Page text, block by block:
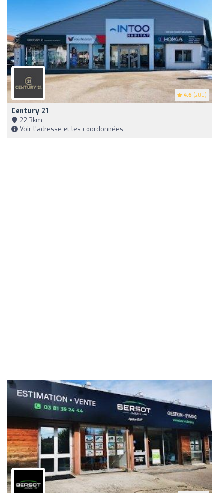
4.6 (200)
Century 21
22,3km,
Voir l'adresse et les coordonnées